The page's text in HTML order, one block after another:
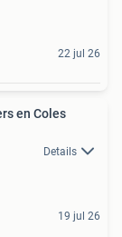
22 jul 26
en Coles
Details
19 jul 26